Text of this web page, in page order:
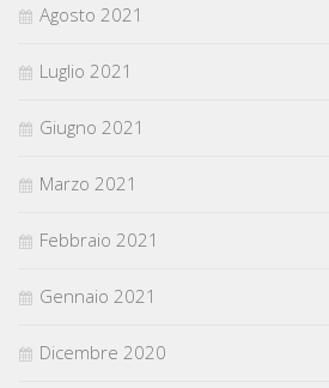
Agosto 2021
Luglio 2021
Giugno 2021
Marzo 2021
Febbraio 2021
Gennaio 2021
Dicembre 2020